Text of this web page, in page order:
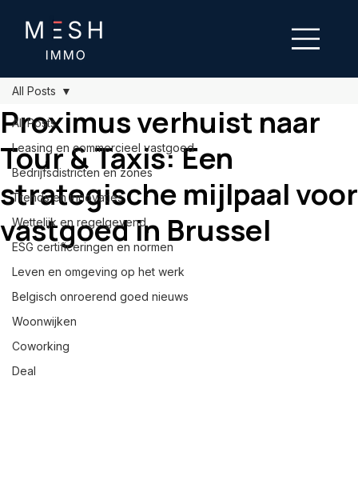
All Posts
Leasing en commercieel vastgoed
Bedrijfsdistricten en zones
Trends en innovaties
Wettelijk en regelgevend
ESG certificeringen en normen
Leven en omgeving op het werk
Belgisch onroerend goed nieuws
Woonwijken
Coworking
Deal
All Posts
Proximus verhuist naar
Tour & Taxis: Een
strategische mijlpaal voor
vastgoed in Brussel